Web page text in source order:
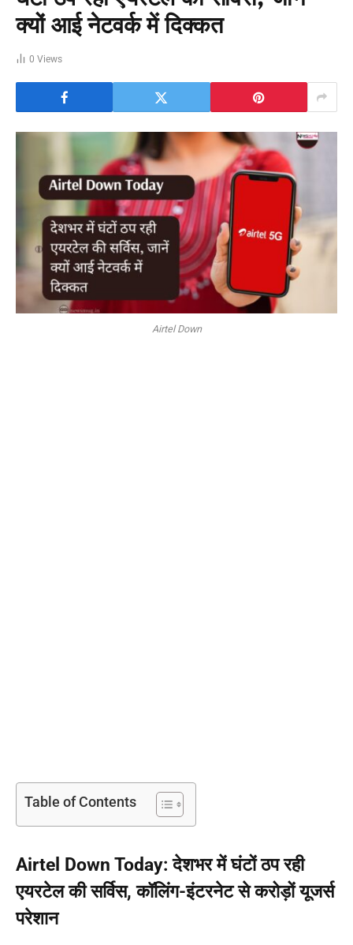
क्यों आई नेटवर्क में दिक्कत
0 Views
Airtel Down
Table of Contents
Airtel Down Today: देशभर में घंटों ठप रही
एयरटेल की सर्विस, कॉलिंग-इंटरनेट से करोड़ों यूजर्स
परेशान